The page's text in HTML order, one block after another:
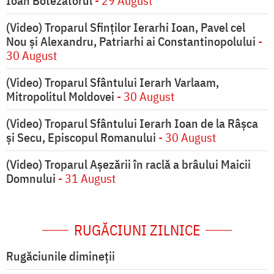
(Video) Troparul Sfinților Ierarhi Ioan, Pavel cel
Nou și Alexandru, Patriarhi ai Constantinopolului -
30 August
(Video) Troparul Sfântului Ierarh Varlaam,
Mitropolitul Moldovei - 30 August
(Video) Troparul Sfântului Ierarh Ioan de la Râșca
și Secu, Episcopul Romanului - 30 August
(Video) Troparul Așezării în raclă a brâului Maicii
Domnului - 31 August
RUGĂCIUNI ZILNICE
Rugăciunile dimineții